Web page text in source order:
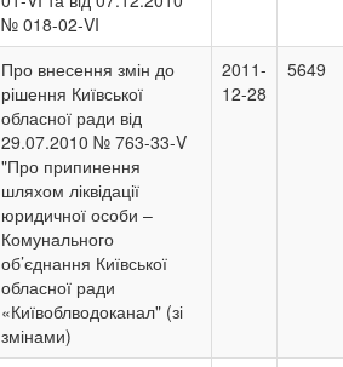
№ 018-02-VI
Про внесення змін до
рішення Київської
обласної ради від
29.07.2010 № 763-33-V
"Про припинення
шляхом ліквідації
юридичної особи –
Комунального
об’єднання Київської
обласної ради
«Київоблводоканал" (зі
змінами)
2011-
12-28
5649